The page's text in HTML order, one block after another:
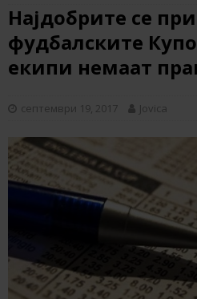
Најдобрите се
фудбалските
екипи немаат
септември 19, 2017 Jovica